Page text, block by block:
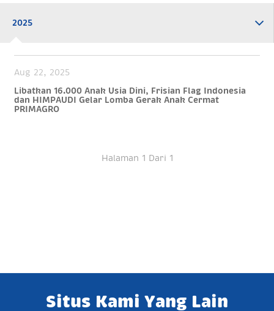
2025
Aug 22, 2025
Libatkan 16.000 Anak Usia Dini, Frisian Flag Indonesia
dan HIMPAUDI Gelar Lomba Gerak Anak Cermat
PRIMAGRO
Halaman 1 Dari 1
Situs Kami Yang Lain